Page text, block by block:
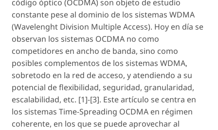
código óptico (OCDMA) son objeto de estudio
constante pese al dominio de los sistemas WDMA
(Wavelenght Division Multiple Access). Hoy en día se
observan los sistemas OCDMA no como
competidores en ancho de banda, sino como
posibles complementos de los sistemas WDMA,
sobretodo en la red de acceso, y atendiendo a su
potencial de flexibilidad, seguridad, granularidad,
escalabilidad, etc. [1]-[3]. Este artículo se centra en
los sistemas Time-Spreading OCDMA en régimen
coherente, en los que se puede aprovechar al